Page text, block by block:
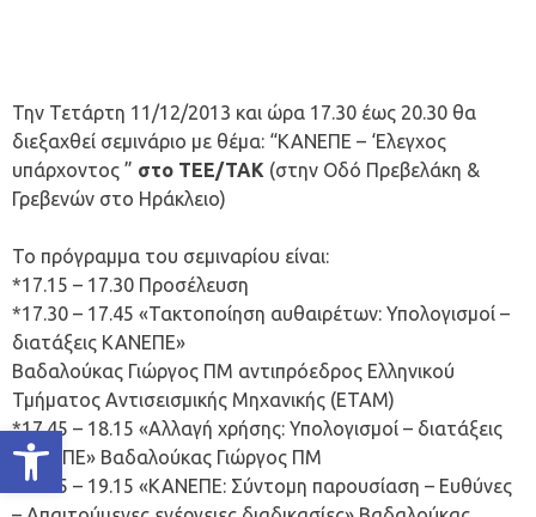
Ανοίξτε τη γραμμή εργαλείων
Την Τετάρτη 11/12/2013 και ώρα 17.30 έως 20.30 θα
διεξαχθεί σεμινάριο με θέμα: “ΚΑΝΕΠΕ – ‘Ελεγχος
υπάρχοντος ” στo TEE/TAK (στην Οδό Πρεβελάκη &
Γρεβενών στο Ηράκλειο)
Το πρόγραμμα του σεμιναρίου είναι:
*17.15 – 17.30 Προσέλευση
*17.30 – 17.45 «Τακτοποίηση αυθαιρέτων: Υπολογισμοί –
διατάξεις ΚΑΝΕΠΕ»
Βαδαλούκας Γιώργος ΠΜ αντιπρόεδρος Ελληνικού
Τμήματος Αντισεισμικής Μηχανικής (ΕΤΑΜ)
*17.45 – 18.15 «Αλλαγή χρήσης: Υπολογισμοί – διατάξεις
ΚΑΝΕΠΕ» Βαδαλούκας Γιώργος ΠΜ
*18.15 – 19.15 «KANEΠE: Σύντομη παρουσίαση – Ευθύνες